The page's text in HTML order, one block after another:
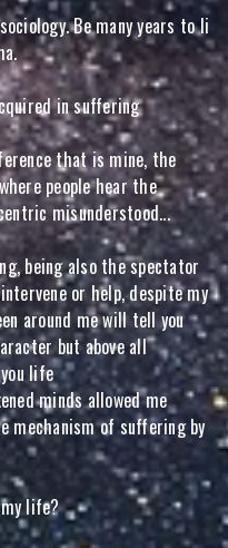
Be many years to li
in suffering
that is mine, the
people hear the
misunderstood...
being also the spectator
or help, despite my
around me will tell you
but above all
life
minds allowed me
mechanism of suffering by
life?